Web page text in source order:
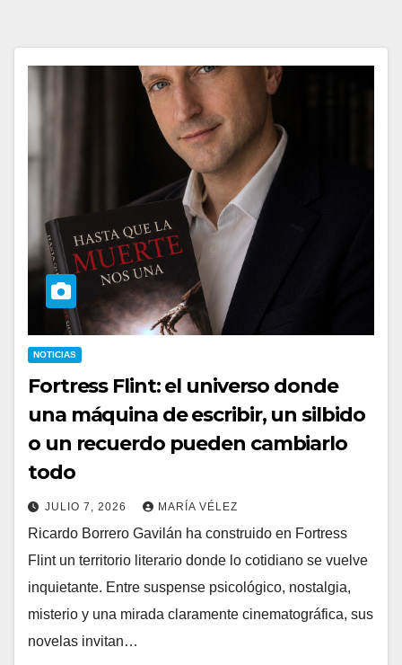
NOTICIAS
Fortress Flint: el universo donde
una máquina de escribir, un silbido
o un recuerdo pueden cambiarlo
todo
JULIO 7, 2026 MARÍA VÉLEZ
Ricardo Borrero Gavilán ha construido en Fortress
Flint un territorio literario donde lo cotidiano se vuelve
inquietante. Entre suspense psicológico, nostalgia,
misterio y una mirada claramente cinematográfica, sus
novelas invitan…